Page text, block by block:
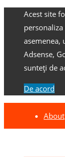
Acest site
asemenea,
Adsense,
sunteți de
De acord
About